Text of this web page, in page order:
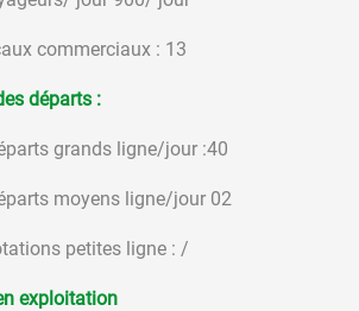
commerciaux : 13
départs :
grands ligne/jour :40
moyens ligne/jour 02
petites ligne : /
exploitation